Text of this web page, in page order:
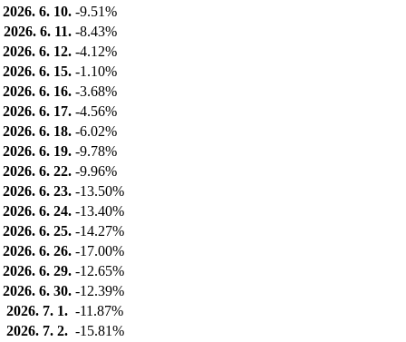
2026. 6. 10. -9.51%
2026. 6. 11. -8.43%
2026. 6. 12. -4.12%
2026. 6. 15. -1.10%
2026. 6. 16. -3.68%
2026. 6. 17. -4.56%
2026. 6. 18. -6.02%
2026. 6. 19. -9.78%
2026. 6. 22. -9.96%
2026. 6. 23. -13.50%
2026. 6. 24. -13.40%
2026. 6. 25. -14.27%
2026. 6. 26. -17.00%
2026. 6. 29. -12.65%
2026. 6. 30. -12.39%
2026. 7. 1. -11.87%
2026. 7. 2. -15.81%